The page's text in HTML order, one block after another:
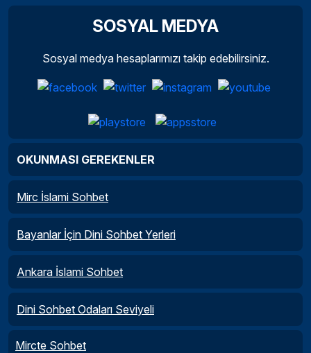
SOSYAL MEDYA
Sosyal medya hesaplarımızı takip edebilirsiniz.
OKUNMASI GEREKENLER
Mirc İslami Sohbet
Bayanlar İçin Dini Sohbet Yerleri
Ankara İslami Sohbet
Dini Sohbet Odaları Seviyeli
Mircte Sohbet